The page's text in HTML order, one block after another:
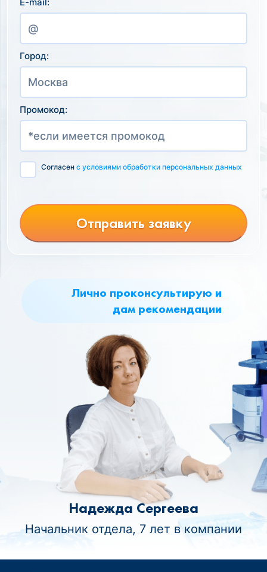
Лично проконсультирую и
дам рекомендации
Надежда Сергеева
Начальник отдела, 7 лет в компании
Город:
Промокод:
Согласен с условиями обработки персональных данных
Отправить заявку